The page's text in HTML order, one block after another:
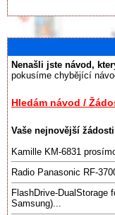
Nenašli jste návod,
pokusíme chybějící
Hledám návod /
Vaše nejnovější
Kamille KM-6831
Radio Panasonic RF-
FlashDrive-DualStorage
Samsung)...